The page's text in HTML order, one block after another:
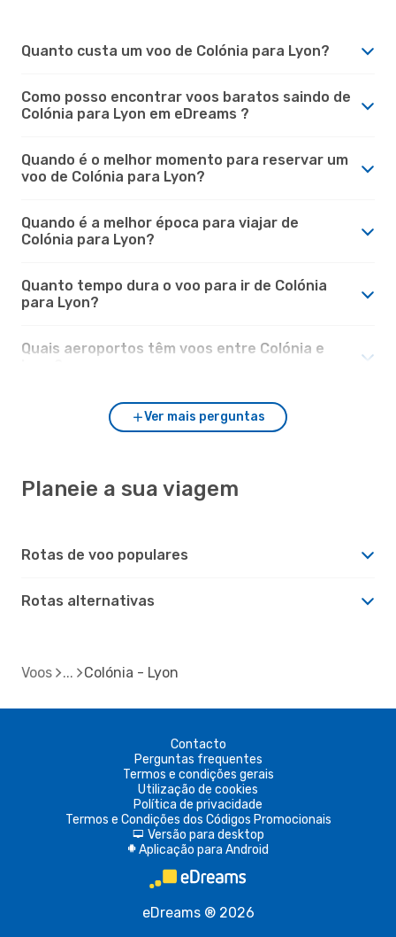
Quanto custa um voo de Colónia para Lyon?
Como posso encontrar voos baratos saindo de
Colónia para Lyon em eDreams ?
Quando é o melhor momento para reservar um
voo de Colónia para Lyon?
Quando é a melhor época para viajar de
Colónia para Lyon?
Quanto tempo dura o voo para ir de Colónia
para Lyon?
Quais aeroportos têm voos entre Colónia e
Ver mais perguntas
Planeie a sua viagem
Rotas de voo populares
Rotas alternativas
Voos Colónia - Lyon
Contacto
Perguntas frequentes
Termos e condições gerais
Utilização de cookies
Política de privacidade
Termos e Condições dos Códigos Promocionais
d Versão para desktop
A Aplicação para Android
eDreams ® 2026